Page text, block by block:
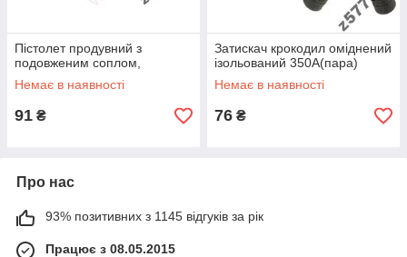
Пістолет продувний з
подовженим соплом,
Немає в наявності
91 ₴
Затискач крокодил оміднений
ізольований 350А(пара)
Немає в наявності
76 ₴
Про нас
93% позитивних з 1145 відгуків за рік
Працює з 08.05.2015